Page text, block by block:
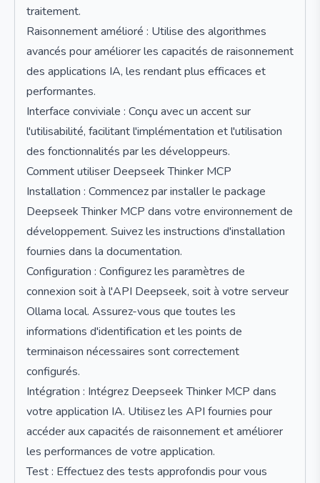
traitement.
Raisonnement amélioré : Utilise des algorithmes
avancés pour améliorer les capacités de raisonnement
des applications IA, les rendant plus efficaces et
performantes.
Interface conviviale : Conçu avec un accent sur
l'utilisabilité, facilitant l'implémentation et l'utilisation
des fonctionnalités par les développeurs.
Comment utiliser Deepseek Thinker MCP
Installation : Commencez par installer le package
Deepseek Thinker MCP dans votre environnement de
développement. Suivez les instructions d'installation
fournies dans la documentation.
Configuration : Configurez les paramètres de
connexion soit à l'API Deepseek, soit à votre serveur
Ollama local. Assurez-vous que toutes les
informations d'identification et les points de
terminaison nécessaires sont correctement
configurés.
Intégration : Intégrez Deepseek Thinker MCP dans
votre application IA. Utilisez les API fournies pour
accéder aux capacités de raisonnement et améliorer
les performances de votre application.
Test : Effectuez des tests approfondis pour vous